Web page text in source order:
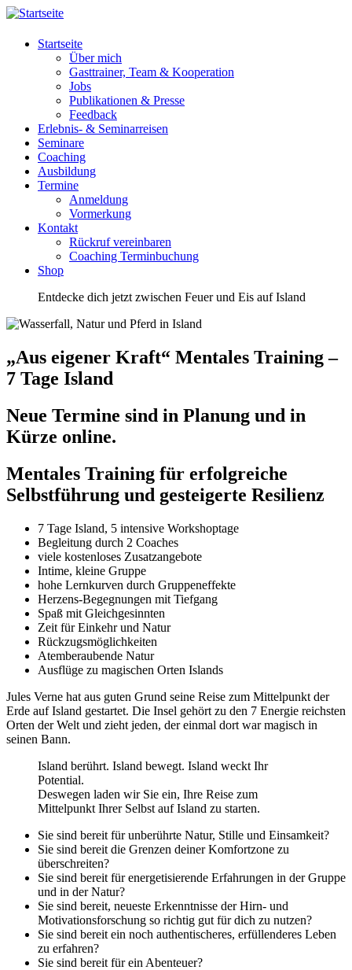
Startseite
Über mich
Gasttrainer, Team & Kooperation
Jobs
Publikationen & Presse
Feedback
Erlebnis- & Seminarreisen
Seminare
Coaching
Ausbildung
Termine
Anmeldung
Vormerkung
Kontakt
Rückruf vereinbaren
Coaching Terminbuchung
Shop
Entdecke dich jetzt zwischen Feuer und Eis auf Island
„Aus eigener Kraft“ Mentales Training –
7 Tage Island
Neue Termine sind in Planung und in
Kürze online.
Mentales Training für erfolgreiche
Selbstführung und gesteigerte Resilienz
7 Tage Island, 5 intensive Workshoptage
Begleitung durch 2 Coaches
viele kostenloses Zusatzangebote
Intime, kleine Gruppe
hohe Lernkurven durch Gruppeneffekte
Herzens-Begegnungen mit Tiefgang
Spaß mit Gleichgesinnten
Zeit für Einkehr und Natur
Rückzugsmöglichkeiten
Atemberaubende Natur
Ausflüge zu magischen Orten Islands
Jules Verne hat aus guten Grund seine Reise zum Mittelpunkt der
Erde auf Island gestartet. Die Insel gehört zu den 7 Energie reichsten
Orten der Welt und zieht jeden, der einmal dort war magisch in
seinen Bann.
Island berührt. Island bewegt. Island weckt Ihr
Potential.
Deswegen laden wir Sie ein, Ihre Reise zum
Mittelpunkt Ihrer Selbst auf Island zu starten.
Sie sind bereit für unberührte Natur, Stille und Einsamkeit?
Sie sind bereit die Grenzen deiner Komfortzone zu
überschreiten?
Sie sind bereit für energetisierende Erfahrungen in der Gruppe
und in der Natur?
Sie sind bereit, neueste Erkenntnisse der Hirn- und
Motivationsforschung so richtig gut für dich zu nutzen?
Sie sind bereit ein noch authentischeres, erfüllenderes Leben
zu erfahren?
Sie sind bereit für ein Abenteuer?